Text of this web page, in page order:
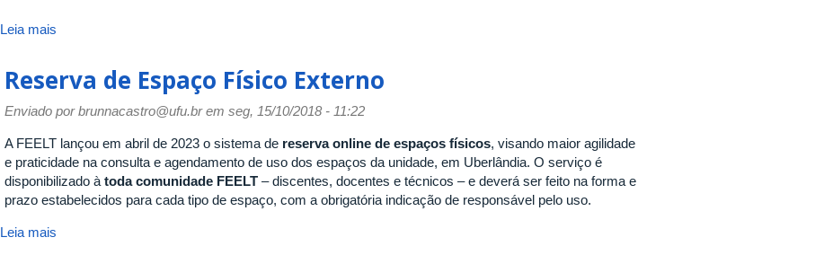
Leia mais
Espaço
Físico
FEELT
Reserva de Espaço Físico Externo
Enviado porbrunnacastro@ufu.brem seg, 15/10/2018 - 11:22
A FEELT lançou em abril de 2023 o sistema de reserva online de espaços físicos, visando maior agilidade
e praticidade na consulta e agendamento de uso dos espaços da unidade, em Uberlândia. O serviço é
disponibilizado à toda comunidade FEELT – discentes, docentes e técnicos – e deverá ser feito na forma e
prazo estabelecidos para cada tipo de espaço, com a obrigatória indicação de responsável pelo uso.
Leia mais